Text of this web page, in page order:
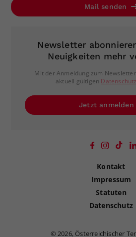
Mail senden
Newsletter
Neuigkeiten mehr
Mit der Anmeldung zum
aktuell gültigen
Jetzt anmelden
Kontakt
Impressum
Statuten
Datenschutz
©2026, Österreichischer